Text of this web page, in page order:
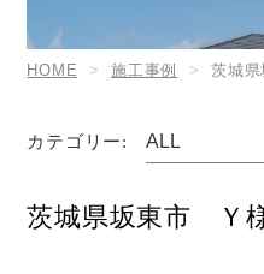
HOME 施工事例 茨城
カテゴリー:
茨城県坂東市 Ｙ